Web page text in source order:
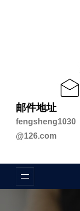
邮件地址
fengsheng1030
@126.com